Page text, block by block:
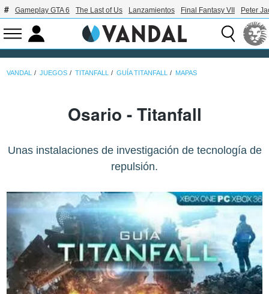
Gameplay GTA 6 The Last of Us Lanzamientos Final Fantasy VII Peter
VANDAL JUEGOS TITANFALL GUÍA TITANFALL MAPAS
Osario - Titanfall
Unas instalaciones de investigación de tecnología de
repulsión.